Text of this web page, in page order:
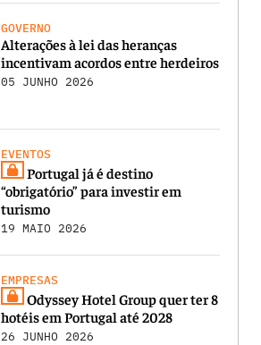
GOVERNO
Alterações à lei das heranças
incentivam acordos entre herdeiros
05 JUNHO 2026
EVENTOS
Portugal já é destino
“obrigatório” para investir em
turismo
19 MAIO 2026
EMPRESAS
Odyssey Hotel Group quer ter 8
hotéis em Portugal até 2028
26 JUNHO 2026